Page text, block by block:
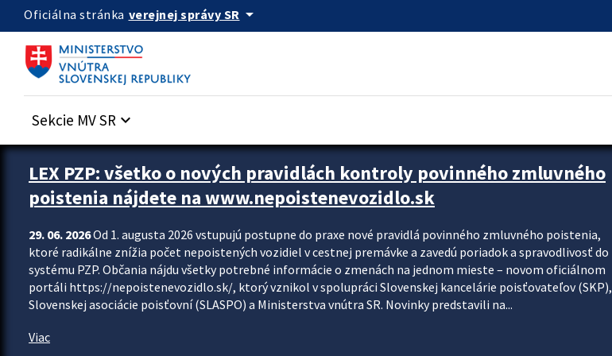
Preskocit na hlavný obsah
Oficiálna stránka verejnej správy SR arrow_drop_down
Sekcie MV SR keyboard_arrow_down
Zastavit automatický posun upútavok
LEX PZP: všetko o nových pravidlách kontroly povinného zmluvného
poistenia nájdete na www.nepoistenevozidlo.sk
29. 06. 2026Od 1. augusta 2026 vstupujú postupne do praxe nové pravidlá povinného zmluvného poistenia,
ktoré radikálne znížia počet nepoistených vozidiel v cestnej premávke a zavedú poriadok a spravodlivosť do
systému PZP. Občania nájdu všetky potrebné informácie o zmenách na jednom mieste – novom oficiálnom
portáli https://nepoistenevozidlo.sk/, ktorý vznikol v spolupráci Slovenskej kancelárie poisťovateľov (SKP),
Slovenskej asociácie poisťovní (SLASPO) a Ministerstva vnútra SR. Novinky predstavili na...
Viac